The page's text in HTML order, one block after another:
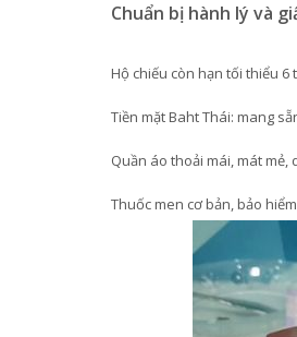
Chuẩn bị hành lý và
Hộ chiếu còn hạn tối thiểu
Tiền mặt Baht Thái: mang
Quần áo thoải mái, mát
Thuốc men cơ bản, bảo